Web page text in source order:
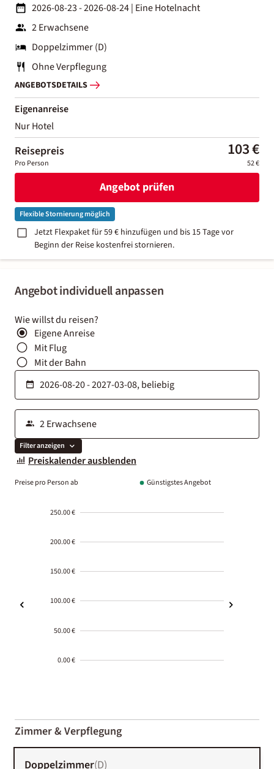
Angebot individuell anpassen
Wie willst du reisen?
Eigene Anreise
Mit Flug
Mit der Bahn
Filter anzeigen
Preiskalender ausblenden
Preise pro Person ab Günstigstes Angebot
250.00 €
200.00 €
150.00 €
100.00 €
50.00 €
0.00 €
01-02
Zimmer & Verpflegung
Doppelzimmer(D)
2026-08-23 - 2026-08-24| Eine Hotelnacht
2 Erwachsene
Doppelzimmer (D)
Ohne Verpflegung
ANGEBOTSDETAILS
Eigenanreise
Nur Hotel
Reisepreis 103 €
Pro Person 52 €
Angebot prüfen
Flexible Stornierung möglich
Jetzt Flexpaket für 59 € hinzufügen und bis 15 Tage vor
Beginn der Reise kostenfrei stornieren.